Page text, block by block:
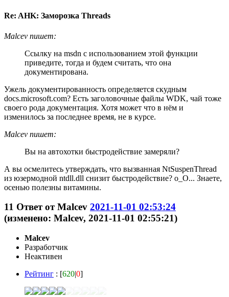
Re: AHK: Заморозка Threads
Malcev пишет:
Ссылку на msdn с использованием этой функции
приведите, тогда и будем считать, что она
документирована.
Ужель документированность определяется скудным
docs.microsoft.com? Есть заголовочные файлы WDK, чай тоже
своего рода документация. Хотя может что в нём и
изменилось за последнее время, не в курсе.
Malcev пишет:
Вы на автохотки быстродействие замеряли?
А вы осмелитесь утверждать, что вызванная NtSuspenThread
из юзермодной ntdll.dll снизит быстродействие? о_О... Знаете,
осенью полезны витамины.
11 Ответ отMalcev 2021-11-01 02:53:24
(изменено: Malcev, 2021-11-01 02:55:21)
Malcev
Разработчик
Неактивен
Рейтинг : [620|0]